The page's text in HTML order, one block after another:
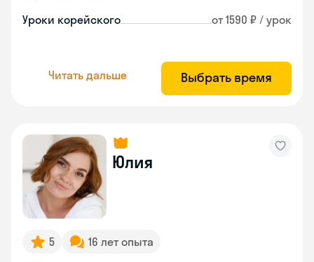
Уроки корейского от 1590 ₽ / урок
Читать дальше Выбрать время
Юлия
5 16 лет опыта